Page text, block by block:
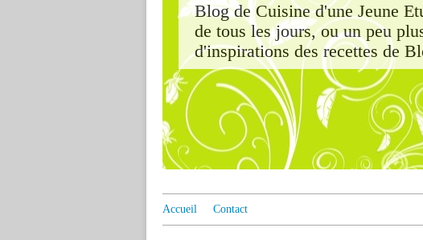
Blog de Cuisine d'une Jeune
de tous les jours, ou un peu
d'inspirations des recettes de
Accueil Contact